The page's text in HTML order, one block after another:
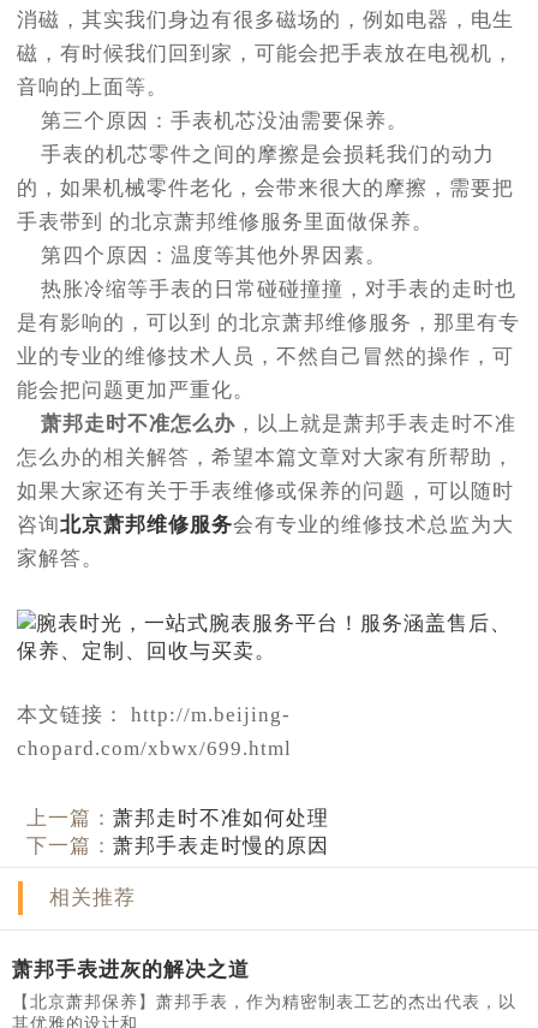
消磁，其实我们身边有很多磁场的，例如电器，电生
磁，有时候我们回到家，可能会把手表放在电视机，
音响的上面等。
第三个原因：手表机芯没油需要保养。
手表的机芯零件之间的摩擦是会损耗我们的动力
的，如果机械零件老化，会带来很大的摩擦，需要把
手表带到 的北京萧邦维修服务里面做保养。
第四个原因：温度等其他外界因素。
热胀冷缩等手表的日常碰碰撞撞，对手表的走时也
是有影响的，可以到 的北京萧邦维修服务，那里有专
业的专业的维修技术人员，不然自己冒然的操作，可
能会把问题更加严重化。
萧邦走时不准怎么办 ，以上就是萧邦手表走时不准
怎么办的相关解答，希望本篇文章对大家有所帮助，
如果大家还有关于手表维修或保养的问题，可以随时
咨询北京萧邦维修服务会有专业的维修技术总监为大
家解答。
本文链接： http://m.beijing-
chopard.com/xbwx/699.html
上一篇：萧邦走时不准如何处理
下一篇：萧邦手表走时慢的原因
相关推荐
萧邦手表进灰的解决之道
【北京萧邦保养】萧邦手表，作为精密制表工艺的杰出代表，以
其优雅的设计和......